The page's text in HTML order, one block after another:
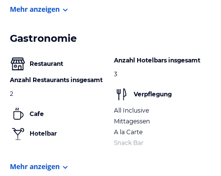
Mehr anzeigen
Gastronomie
Restaurant
Anzahl Restaurants insgesamt
2
Cafe
Hotelbar
Anzahl Hotelbars insgesamt
3
Verpflegung
All Inclusive
Mittagessen
A la Carte
Snack Bar
Mehr anzeigen